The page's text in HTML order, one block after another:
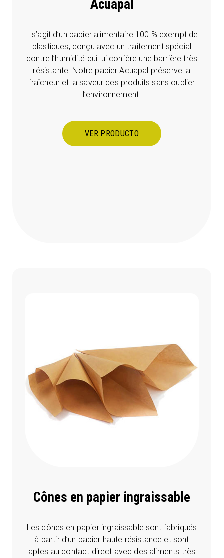
Acuapal
Il s’agit d’un papier alimentaire 100 % exempt de
plastiques, conçu avec un traitement spécial
contre l’humidité qui lui confère une barrière très
résistante. Notre papier Acuapal préserve la
fraîcheur et la saveur des produits sans oublier
l’environnement.
VER PRODUCTO
Cônes en papier ingraissable
Les cônes en papier ingraissable sont fabriqués
à partir d’un papier haute résistance et sont
aptes au contact direct avec des aliments très